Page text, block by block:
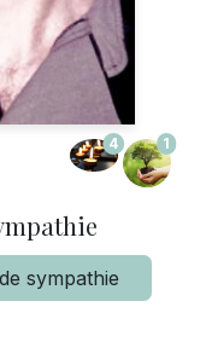
4 1
sympathie